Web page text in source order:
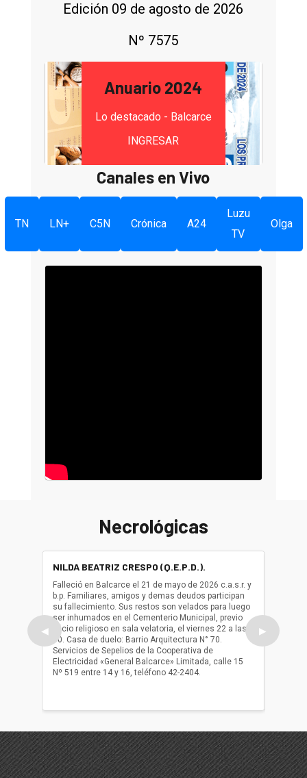
Edición 09 de agosto de 2026
Nº 7575
Anuario 2024
Lo destacado - Balcarce
INGRESAR
Canales en Vivo
TN LN+ C5N Crónica A24
Luzu
TV
Olga
Necrológicas
◀
NILDA BEATRIZ CRESPO (Q.E.P.D.).
Falleció en Balcarce el 21 de mayo de 2026 c.a.s.r. y
b.p. Familiares, amigos y demas deudos participan
su fallecimiento. Sus restos son velados para luego
ser inhumados en el Cementerio Municipal, previo
oficio religioso en sala velatoria, el viernes 22 a las
10. Casa de duelo: Barrio Arquitectura N° 70.
Servicios de Sepelios de la Cooperativa de
Electricidad «General Balcarce» Limitada, calle 15
Nº 519 entre 14 y 16, teléfono 42-2404.
ser
oficio
▶